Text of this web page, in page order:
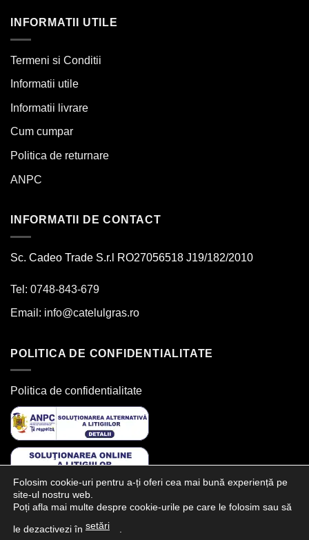
INFORMATII UTILE
Termeni si Conditii
Informatii utile
Informatii livrare
Cum cumpar
Politica de returnare
ANPC
INFORMATII DE CONTACT
Sc. Cadeo Trade S.r.l RO27056518 J19/182/2010
Tel: 0748-843-679
Email: info@catelulgras.ro
POLITICA DE CONFIDENTIALITATE
Politica de confidentialitate
SUNTEM PREZENTI PE:
Folosim cookie-uri pentru a-ți oferi cea mai bună experiență pe
site-ul nostru web.
Poți afla mai multe despre cookie-urile pe care le folosim sau să
le dezactivezi în setări .